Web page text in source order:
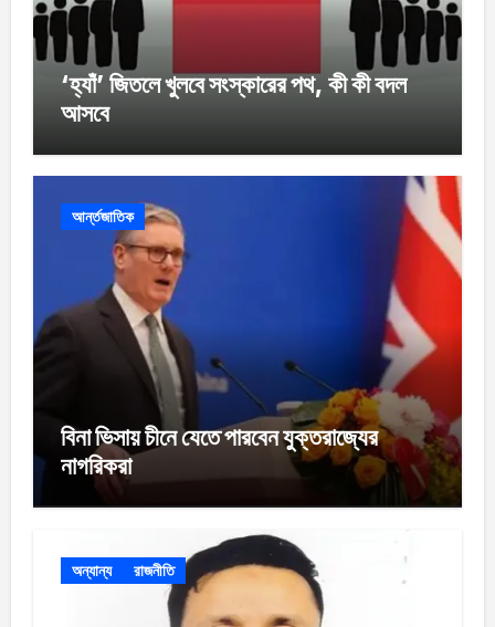
‘হ্যাঁ’ জিতলে খুলবে সংস্কারের পথ, কী কী বদল
আসবে
আর্ন্তজাতিক
বিনা ভিসায় চীনে যেতে পারবেন যুক্তরাজ্যের
নাগরিকরা
অন্যান্য রাজনীতি